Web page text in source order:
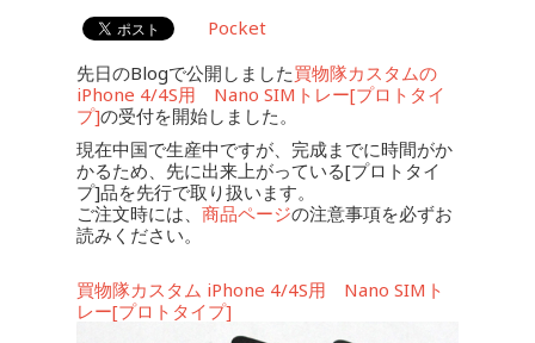
Pocket
先日のBlogで公開しました買物隊カスタムの
iPhone 4/4S用 Nano SIMトレー[プロトタイ
プ]の受付を開始しました。
現在中国で生産中ですが、完成までに時間がか
かるため、先に出来上がっている[プロトタイ
プ]品を先行で取り扱います。
ご注文時には、 商品ページの注意事項を必ずお
読みください。
買物隊カスタム iPhone 4/4S用 Nano SIMト
レー[プロトタイプ]